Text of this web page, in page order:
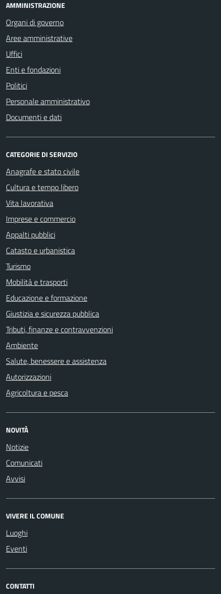
AMMINISTRAZIONE
Organi di governo
Aree amministrative
Uffici
Enti e fondazioni
Politici
Personale amministrativo
Documenti e dati
CATEGORIE DI SERVIZIO
Anagrafe e stato civile
Cultura e tempo libero
Vita lavorativa
Imprese e commercio
Appalti pubblici
Catasto e urbanistica
Turismo
Mobilità e trasporti
Educazione e formazione
Giustizia e sicurezza pubblica
Tributi, finanze e contravvenzioni
Ambiente
Salute, benessere e assistenza
Autorizzazioni
Agricoltura e pesca
NOVITÀ
Notizie
Comunicati
Avvisi
VIVERE IL COMUNE
Luoghi
Eventi
CONTATTI